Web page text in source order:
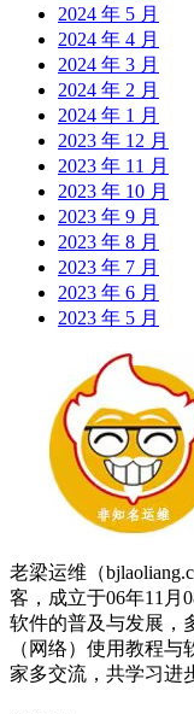
2024 年 5 月
2024 年 4 月
2024 年 3 月
2024 年 2 月
2024 年 1 月
2023 年 12 月
2023 年 11 月
2023 年 10 月
2023 年 9 月
2023 年 8 月
2023 年 7 月
2023 年 6 月
2023 年 5 月
老梁运维（
客，成立于06年11月
软件的普及与发展，
（网络）使用教程
家多交流，共学习进